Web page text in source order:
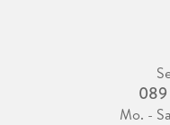
Mo. -